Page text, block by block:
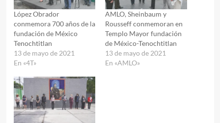
López Obrador
conmemora 700 años de la
fundación de México
Tenochtitlan
13 de mayo de 2021
En «4T»
AMLO, Sheinbaum y
Rousseff conmemoran en
Templo Mayor fundación
de México-Tenochtitlan
13 de mayo de 2021
En «AMLO»